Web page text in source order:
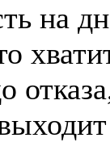
на